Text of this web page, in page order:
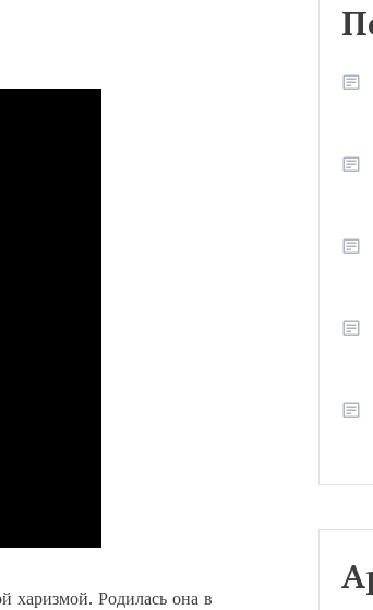
харизмой. Родилась она в